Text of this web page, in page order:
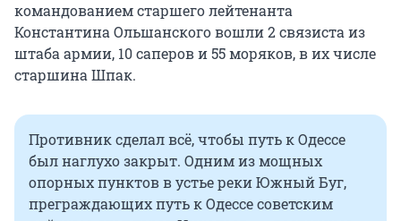
командованием старшего лейтенанта
Константина Ольшанского вошли 2 связиста из
штаба армии, 10 саперов и 55 моряков, в их числе
старшина Шпак.
Противник сделал всё, чтобы путь к Одессе
был наглухо закрыт. Одним из мощных
опорных пунктов в устье реки Южный Буг,
преграждающих путь к Одессе советским